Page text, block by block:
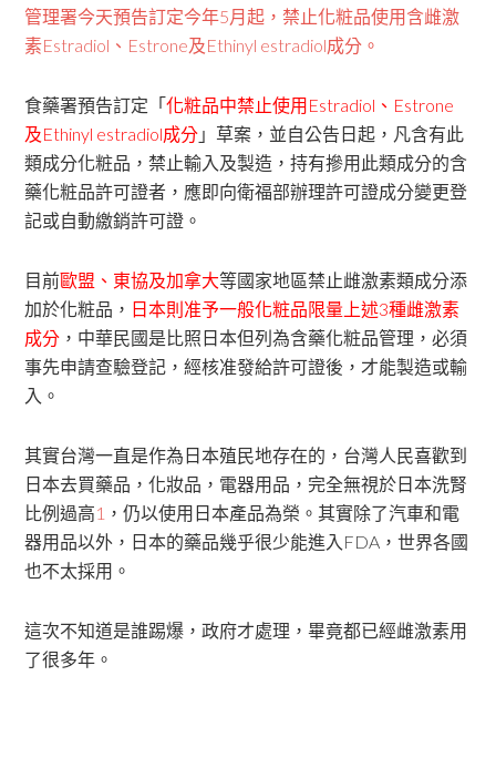
管理署今天預告訂定今年5月起，禁止化粧品使用含雌激
素Estradiol、Estrone及Ethinyl estradiol成分。
食藥署預告訂定「化粧品中禁止使用Estradiol、Estrone
及Ethinyl estradiol成分 」草案，並自公告日起，凡含有此
類成分化粧品，禁止輸入及製造，持有摻用此類成分的含
藥化粧品許可證者，應即向衛福部辦理許可證成分變更登
記或自動繳銷許可證。
目前歐盟、東協及加拿大等國家地區禁止雌激素類成分添
加於化粧品， 日本則准予一般化粧品限量上述3種雌激素
成分 ，中華民國是比照日本但列為含藥化粧品管理，必須
事先申請查驗登記，經核准發給許可證後，才能製造或輸
入。
其實台灣一直是作為日本殖民地存在的，台灣人民喜歡到
日本去買藥品，化妝品，電器用品，完全無視於日本洗腎
比例過高1 ，仍以使用日本產品為榮。其實除了汽車和電
器用品以外，日本的藥品幾乎很少能進入FDA，世界各國
也不太採用。
這次不知道是誰踢爆，政府才處理，畢竟都已經雌激素用
了很多年。